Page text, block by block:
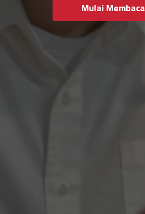
Mulai Membaca